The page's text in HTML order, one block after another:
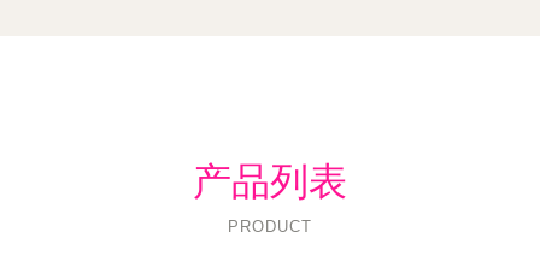
产品列表
PRODUCT